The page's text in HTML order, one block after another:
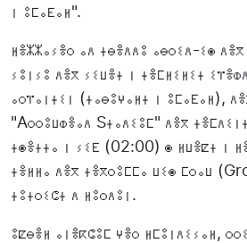
ⵏ ⵓⵎⴰⴹⴰⵍ".
ⵍⴻⵣⵣⴰⵢⴻⵔ ⴰⴷ ⵜⴱⴻⴷⴷⵓ ⴰⴱⵔⵉⴷ-ⵉⵙ
ⵢⵓⵏⵢⵓ ⴷⴻⴳ ⵢⵉⵡⴻⵜ ⵏ ⵜⴻⵎⵍⵉⵍⵉⵜ
ⴰⵔⴶⴰⵏⵜⵉⵏ (ⵜⴰⴱⵓⵖⴰⵍⵜ ⵏ ⵓⵎⴰⴹⴰⵍ),
"Aⵔⵔⵓⵡⵀⴻⴰⴷ Sⵜⴰⴷⵉⵓⵎ" ⴷⴻⴳ
ⵜⵙⴻⵜⵜⴰ ⵏ ⵢⵉⴹ (02:00) ⵙ ⵍⵡⴻⵇⵜ ⵏ
ⵜⴻⵍⵍⴰ ⴷⴻⴳ ⵜⴻⴳⵔⵓⵎⵎⴰ ⵡⵉⵙ ⵎⵔⴰⵡ
ⵜⵓⵜⵔⵉⵛⵜ ⴷ ⵍⵓⵔⴷⵓⵏ.
ⵓⵇⴱⴻⵍ ⴰⵏⴻⴽⵛⵓⵎ ⵖⴻⵔ ⵍⵎⵓⵏⴷⵉⵢⴰⵍ,